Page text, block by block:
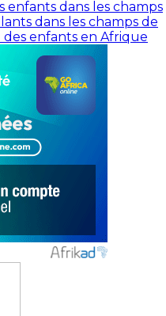
enfants dans les champs
dans les champs de
enfants en Afrique